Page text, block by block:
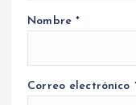
Nombre*
Correo electrónico